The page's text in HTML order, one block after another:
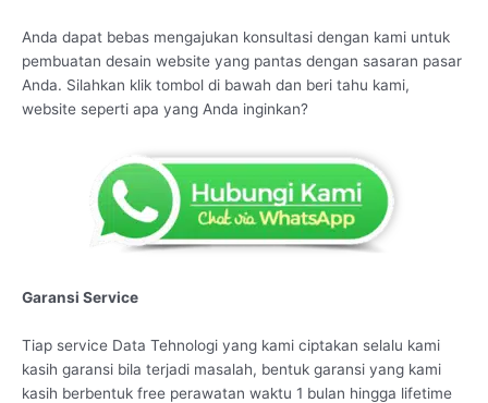
Anda dapat bebas mengajukan konsultasi dengan kami untuk
pembuatan desain website yang pantas dengan sasaran pasar
Anda. Silahkan klik tombol di bawah dan beri tahu kami,
website seperti apa yang Anda inginkan?
Garansi Service
Tiap service Data Tehnologi yang kami ciptakan selalu kami
kasih garansi bila terjadi masalah, bentuk garansi yang kami
kasih berbentuk free perawatan waktu 1 bulan hingga lifetime